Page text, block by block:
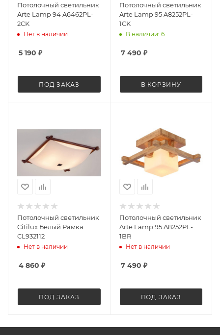
Потолочный светильник
Arte Lamp 94 A6462PL-
2CK
Нет в наличии
5 190 ₽
ПОД ЗАКАЗ
Потолочный светильник
Arte Lamp 95 A8252PL-
1CK
В наличии: 6
7 490 ₽
В КОРЗИНУ
Потолочный светильник
Citilux Белый Рамка
CL932112
Нет в наличии
4 860 ₽
ПОД ЗАКАЗ
Потолочный светильник
Arte Lamp 95 A8252PL-
1BR
Нет в наличии
7 490 ₽
ПОД ЗАКАЗ